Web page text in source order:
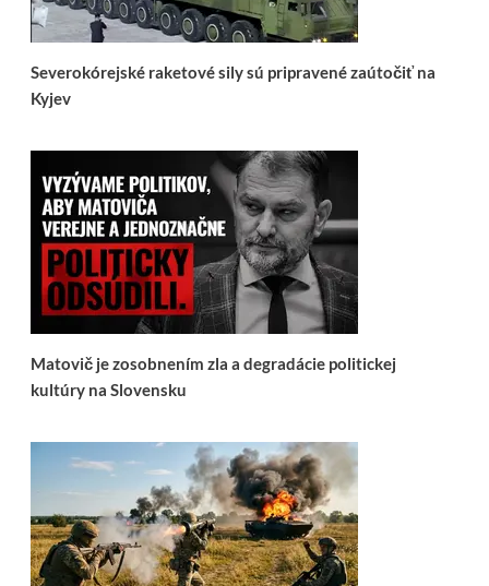
Severokórejské raketové sily sú pripravené zaútočiť na
Kyjev
Matovič je zosobnením zla a degradácie politickej
kultúry na Slovensku